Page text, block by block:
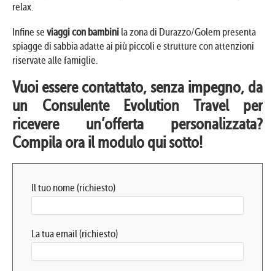
relax.
Infine se viaggi con bambini la zona di Durazzo/Golem presenta
spiagge di sabbia adatte ai più piccoli e strutture con attenzioni
riservate alle famiglie.
Vuoi essere contattato, senza impegno, da
un Consulente Evolution Travel per
ricevere un’offerta personalizzata?
Compila ora il modulo qui sotto!
Il tuo nome (richiesto)
La tua email (richiesto)